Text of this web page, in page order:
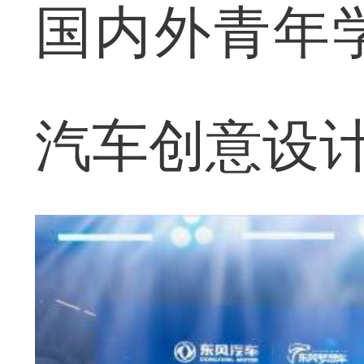
国内外青年
汽车创意设